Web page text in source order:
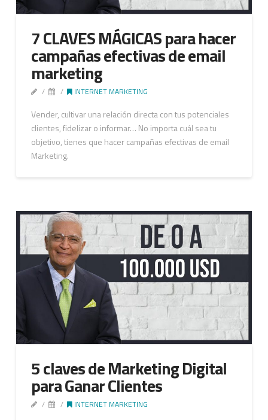
7 CLAVES MÁGICAS para hacer
campañas efectivas de email
marketing
INTERNET MARKETING
Vender, cultivar una relación directa con tus potenciales
clientes, fidelizar o informar… No importa cuál sea tu
objetivo, tienes que hacer campañas efectivas de email
Marketing.
5 claves de Marketing Digital
para Ganar Clientes
INTERNET MARKETING